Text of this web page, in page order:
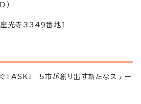
）
座光寺3349番地1
ぐTASKI 5市が創り出す新たなステー